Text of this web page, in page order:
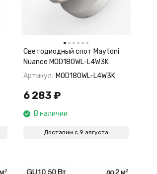
Светодиодный спот Maytoni
Nuance MOD180WL-L4W3K
Артикул: MOD180WL-L4W3K
6 283 ₽
В наличии
Доставим с 9 августа